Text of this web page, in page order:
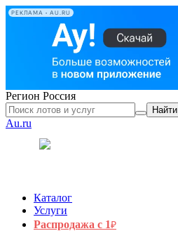
РЕКЛАМА • AU.RU
Регион Россия
Найти
Au.ru
Каталог
Услуги
Распродажа с 1₽